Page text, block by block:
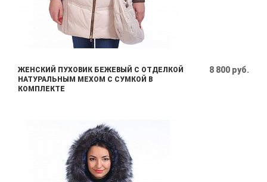
ЖЕНСКИЙ ПУХОВИК БЕЖЕВЫЙ С ОТДЕЛКОЙ
НАТУРАЛЬНЫМ МЕХОМ С СУМКОЙ В
КОМПЛЕКТЕ
8 800 руб.